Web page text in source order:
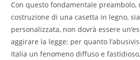
Con questo fondamentale preambolo,
costruzione di una casetta in legno,
personalizzata, non dovrà essere
aggirare la legge: per quanto
Italia un fenomeno diffuso e